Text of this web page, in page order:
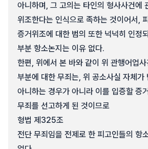
아니하며, 그 고의는 타인의 형사사건에
위조한다는 인식으로 족하는 것이어서,
증거위조에 대한 범의 또한 넉넉히 인정
부분 항소논지는 이유 없다.
한편, 위에서 본 바와 같이 위 관행어업
부분에 대한 무죄는, 위 공소사실 자체가
아니하는 경우가 아니라 이를 입증할 증
무죄를 선고하게 된 것이므로
형법 제325조
전단 무죄임을 전제로 한 피고인들의 항